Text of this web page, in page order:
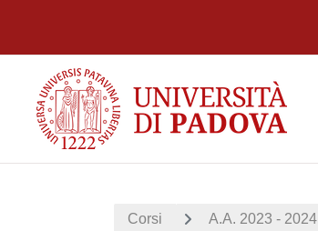
Corsi A.A. 2023 - 2024